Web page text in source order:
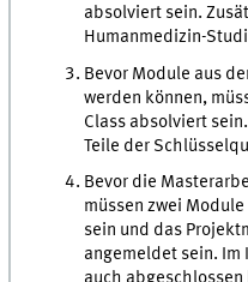
absolviert sein.
Humanmedizin-
Bevor Module aus
werden können,
Class absolviert
Teile der
Bevor die
müssen zwei
sein und das
angemeldet sein.